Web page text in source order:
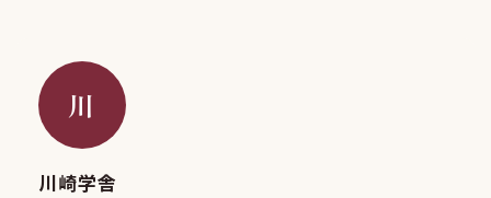
川
川崎学舎